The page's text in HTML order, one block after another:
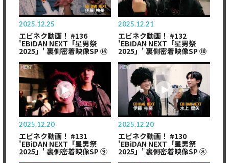
2025.12.25
エビネク動画！ #136
'EBiDAN NEXT「星男祭
2025」' 裏側密着映像SP ⑭
2025.12.21
エビネク動画！ #132
'EBiDAN NEXT「星男祭
2025」' 裏側密着映像SP ⑩
2025.12.20
エビネク動画！ #131
'EBiDAN NEXT「星男祭
2025」' 裏側密着映像SP ⑨
2025.12.20
エビネク動画！ #130
'EBiDAN NEXT「星男祭
2025」' 裏側密着映像SP ⑧